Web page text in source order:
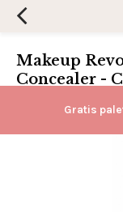
Gratis
Makeup
Concealer -